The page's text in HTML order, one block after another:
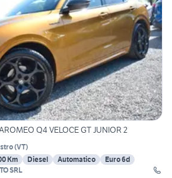
Q4 VELOCE GT JUNIOR 2
(VT)
Km Diesel Automatico
Euro 6d
SRL